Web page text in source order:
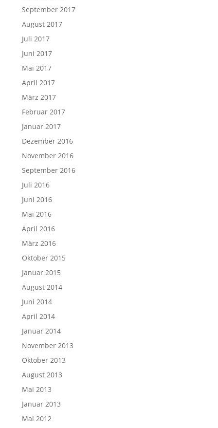
September 2017
August 2017
Juli 2017
Juni 2017
Mai 2017
April 2017
März 2017
Februar 2017
Januar 2017
Dezember 2016
November 2016
September 2016
Juli 2016
Juni 2016
Mai 2016
April 2016
März 2016
Oktober 2015
Januar 2015
August 2014
Juni 2014
April 2014
Januar 2014
November 2013
Oktober 2013
August 2013
Mai 2013
Januar 2013
Mai 2012